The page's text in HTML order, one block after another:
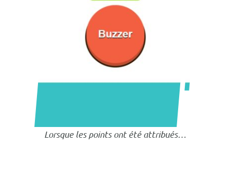
Lorsque les points ont été attribués…